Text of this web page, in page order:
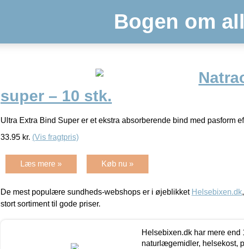
Bogen om
super – 10 stk.
Ultra Extra Bind Super er et ekstra absorberende bind med pasform
33.95 kr. (Vis fragtpris)
Læs mere » Køb nu »
De mest populære sundheds-webshops er i øjeblikket Helsebixen.dk,
stort sortiment til gode priser.
Helsebixen.dk har mere
naturlægemidler, helsekost,